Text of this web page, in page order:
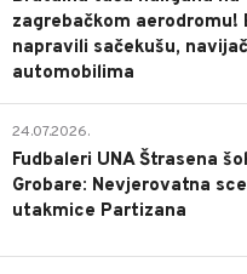
zagrebačkom aerodromu!
napravili sačekušu,
automobilima
24.07.2026.
Fudbaleri UNA Štrasena
Grobare: Nevjerovatna
utakmice Partizana